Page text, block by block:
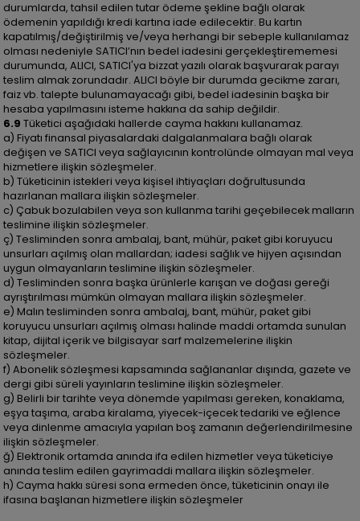
durumlarda, tahsil edilen tutar ödeme şekline bağlı olarak
ödemenin yapıldığı kredi kartına iade edilecektir. Bu kartın
kapatılmış/değiştirilmiş ve/veya herhangi bir sebeple kullanılamaz
olması nedeniyle SATICI’nın bedel iadesini gerçekleştirememesi
durumunda, ALICI, SATICI'ya bizzat yazılı olarak başvurarak parayı
teslim almak zorundadır. ALICI böyle bir durumda gecikme zararı,
faiz vb. talepte bulunamayacağı gibi, bedel iadesinin başka bir
hesaba yapılmasını isteme hakkına da sahip değildir.
6.9Tüketici aşağıdaki hallerde cayma hakkını kullanamaz.
a) Fiyatı finansal piyasalardaki dalgalanmalara bağlı olarak
değişen ve SATICI veya sağlayıcının kontrolünde olmayan mal veya
hizmetlere ilişkin sözleşmeler.
b) Tüketicinin istekleri veya kişisel ihtiyaçları doğrultusunda
hazırlanan mallara ilişkin sözleşmeler.
c) Çabuk bozulabilen veya son kullanma tarihi geçebilecek malların
teslimine ilişkin sözleşmeler.
ç) Tesliminden sonra ambalaj, bant, mühür, paket gibi koruyucu
unsurları açılmış olan mallardan; iadesi sağlık ve hijyen açısından
uygun olmayanların teslimine ilişkin sözleşmeler.
d) Tesliminden sonra başka ürünlerle karışan ve doğası gereği
ayrıştırılması mümkün olmayan mallara ilişkin sözleşmeler.
e) Malın tesliminden sonra ambalaj, bant, mühür, paket gibi
koruyucu unsurları açılmış olması halinde maddi ortamda sunulan
kitap, dijital içerik ve bilgisayar sarf malzemelerine ilişkin
sözleşmeler.
f) Abonelik sözleşmesi kapsamında sağlananlar dışında, gazete ve
dergi gibi süreli yayınların teslimine ilişkin sözleşmeler.
g) Belirli bir tarihte veya dönemde yapılması gereken, konaklama,
eşya taşıma, araba kiralama, yiyecek-içecek tedariki ve eğlence
veya dinlenme amacıyla yapılan boş zamanın değerlendirilmesine
ilişkin sözleşmeler.
ğ) Elektronik ortamda anında ifa edilen hizmetler veya tüketiciye
anında teslim edilen gayrimaddi mallara ilişkin sözleşmeler.
h) Cayma hakkı süresi sona ermeden önce, tüketicinin onayı ile
ifasına başlanan hizmetlere ilişkin sözleşmeler